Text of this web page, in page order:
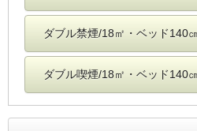
ダブル禁煙/18㎡・ベッド140
ダブル喫煙/18㎡・ベッド140